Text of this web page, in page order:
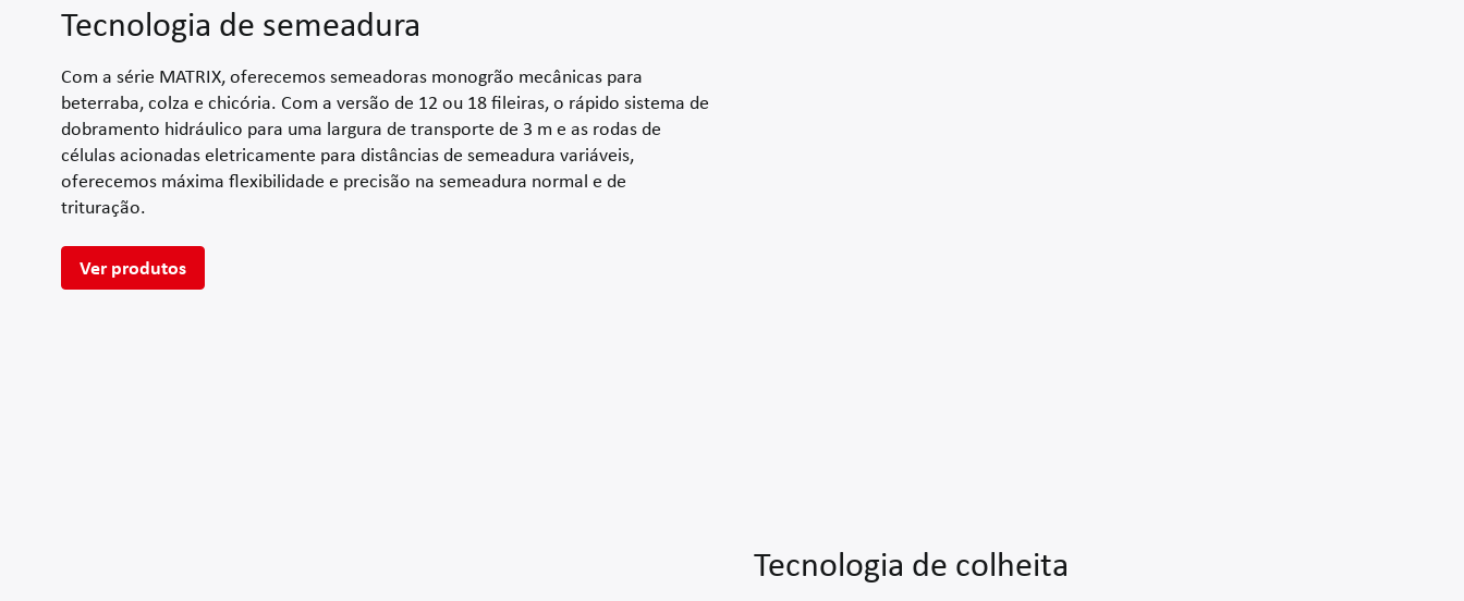
Tecnologia de semeadura
Com a série MATRIX, oferecemos semeadoras monogrão mecânicas para
beterraba, colza e chicória. Com a versão de 12 ou 18 fileiras, o rápido sistema de
dobramento hidráulico para uma largura de transporte de 3 m e as rodas de
células acionadas eletricamente para distâncias de semeadura variáveis,
oferecemos máxima flexibilidade e precisão na semeadura normal e de
trituração.
Ver produtos
Tecnologia de colheita